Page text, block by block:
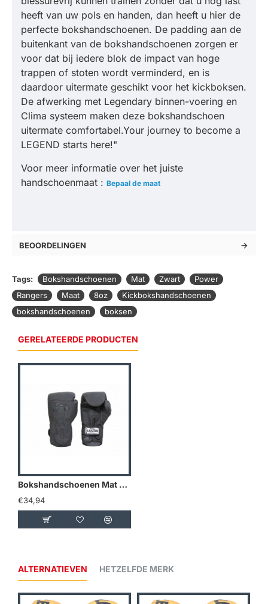
heeft van uw pols en handen, dan heeft u hier de
perfecte bokshandschoenen. De padding aan de
buitenkant van de bokshandschoenen zorgen er
voor dat bij iedere blok de impact van hoge
trappen of stoten wordt verminderd, en is
daardoor uitermate geschikt voor het kickboksen.
De afwerking met Legendary binnen-voering en
Clima systeem maken deze bokshandschoen
uitermate comfortabel.Your journey to become a
LEGEND starts here!"
Voor meer informatie over het juiste
handschoenmaat : Bepaal de maat
BEOORDELINGEN
Tags: Bokshandschoenen Mat Zwart
Power
Rangers
Maat 8oz
Kickbokshandschoenen
bokshandschoenen
boksen
GERELATEERDE PRODUCTEN
Bokshandschoenen Mat Zwart Power Rangers - Maat: 8oz
€34,94
ALTERNATIEVEN HETZELFDE MERK